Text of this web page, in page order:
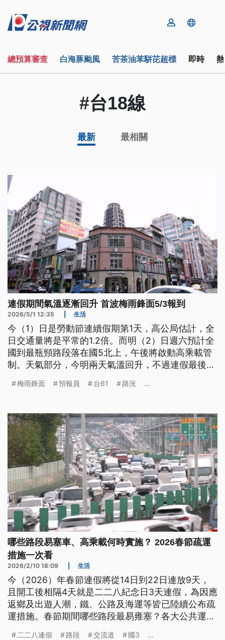
總預算審查 白海豚颱風 苦茶油苯駢芘超標 即時
#台18線
最新 最相關
連假期間氣溫逐漸回升 首波梅雨鋒面5/3報到
2026/5/1 12:35 生活
今（1）日是勞動節連續假期第1天，高公局估計，全
日交通量將是平常的1.2倍。而明（2）日週六預計全
國到最瓶頸路段落在國5北上，午後將啟動高乘載管
制。天氣部分，今明兩天氣溫回升，不過連假最後一
到，西半部降雨明顯。
梅雨鋒面 預報員 台61 路況 ...
哪些路段易塞車、高乘載何時實施？ 2026春節疏運
措施一次看
2026/2/10 18:09 生活
今（2026）年春節連假將從14日到22日連放9天，
且開工後相隔4天就是二二八紀念日3天連假，為因應
返鄉及出遊人潮，鐵、公路及海運等皆已陸續公布疏
運措施。春節期間哪些路段最易雍塞？各大公共運輸
二二八連假 路段 交流道 國3 ...